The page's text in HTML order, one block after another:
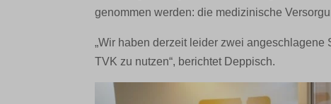
genommen werden: die medizinische
„Wir haben derzeit leider zwei angeschlagene
TVK zu nutzen“, berichtet Deppisch.